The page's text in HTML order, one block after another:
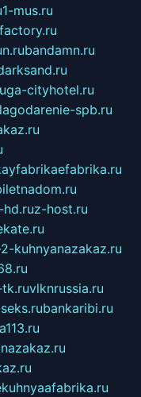
1-mus.ru
bandamn.ru
cityhotel.ru
spb.ru
z-host.ru
kuhnyanazakaz.ru
vlknrussia.ru
bankaribi.ru